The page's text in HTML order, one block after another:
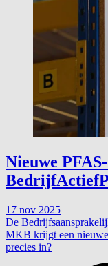
Nieuwe
17 nov 2025
De
MKB krijgt een
precies in?